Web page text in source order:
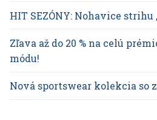
HIT SEZÓNY: Nohavice strihu
Zľava až do 20 % na celú
módu!
Nová sportswear kolekcia so